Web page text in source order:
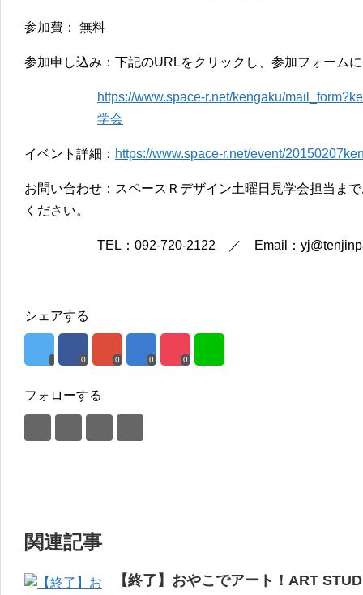
参加費： 無料
参加申し込み：下記のURLをクリックし、参加フォーム
https://www.space-r.net/kengaku/
学会
イベント詳細： https://www.space-r.net/event/
お問い合わせ：スペースＲデザイン土曜日見学会担当ま
ください。
TEL：092-720-2122 ／ Email：
シェアする
0 0 0 0
フォローする
関連記事
【終了】おやこでアート！ART